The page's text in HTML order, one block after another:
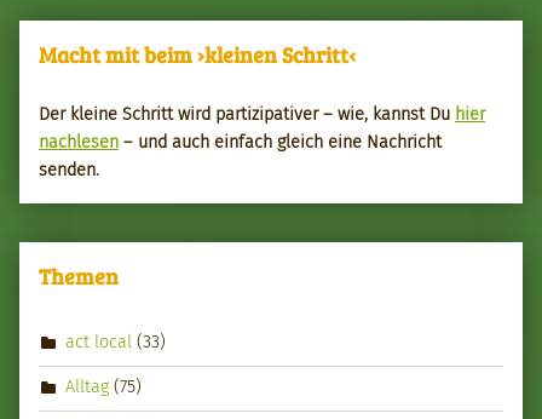
Macht mit beim ›kleinen Schritt‹
Der kleine Schritt wird par­tizipa­tiv­er – wie, kannst Du hier
nach­le­sen – und auch ein­fach gle­ich eine Nachricht
senden.
Themen
act local (33)
Alltag (75)